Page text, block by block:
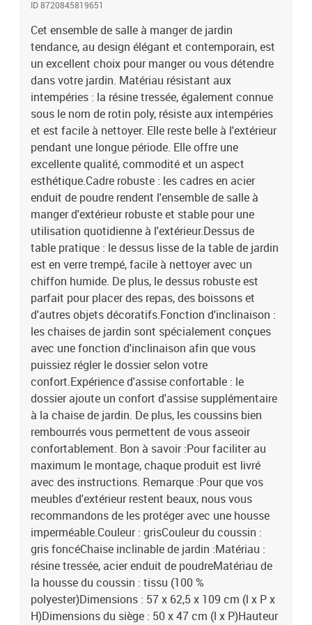
avec une fonction d'inclinaison afin que vous puissiez régler le
dossier selon votre confort.Expérience d'assise confortable : le
dossier ajoute un confort d'assise supplémentaire à la chaise de
jardin. De plus, les coussins bien rembourrés vous permettent de
vous asseoir confortablement. Bon à savoir :Pour faciliter au
maximum le montage, chaque produit est livré avec des
instructions. Remarque :Pour que vos meubles d'extérieur restent
beaux, nous vous recommandons de les protéger avec une housse
imperméable.Couleur : grisCouleur du coussin : gris foncéChaise
inclinable de jardin :Matériau : résine tressée, acier enduit de
poudreMatériau de la housse du coussin : tissu (100 %
polyester)Dimensions : 57 x 62,5 x 109 cm (l x P x H)Dimensions
du siège : 50 x 47 cm (l x P)Hauteur du siège à partir du sol : 43
cmHauteur des accoudoirs à partir du sol : 62 cmDimensions du
coussin de dossier : 50 x 68 x 10 cm (l x P x é)Dimensions du
coussin de siège : 50 x 82 x 3 cm (l x P x é)Repose-pieds et dossier
réglablesTable :Matériau : résine tressée, acier enduit de poudre,
verre trempéDimensions : 90 x 90 x 75 cm (l x P x H)La livraison
contient :4 x chaise inclinable de jardin4 x coussin de dossier4 x
coussin de siège1 x table
ID 8720845819651
Cet ensemble de salle à manger de jardin
tendance, au design élégant et contemporain, est
un excellent choix pour manger ou vous détendre
dans votre jardin. Matériau résistant aux
intempéries : la résine tressée, également connue
sous le nom de rotin poly, résiste aux intempéries
et est facile à nettoyer. Elle reste belle à l'extérieur
pendant une longue période. Elle offre une
excellente qualité, commodité et un aspect
esthétique.Cadre robuste : les cadres en acier
enduit de poudre rendent l'ensemble de salle à
manger d'extérieur robuste et stable pour une
utilisation quotidienne à l'extérieur.Dessus de
table pratique : le dessus lisse de la table de jardin
est en verre trempé, facile à nettoyer avec un
chiffon humide. De plus, le dessus robuste est
parfait pour placer des repas, des boissons et
d'autres objets décoratifs.Fonction d'inclinaison :
les chaises de jardin sont spécialement conçues
avec une fonction d'inclinaison afin que vous
puissiez régler le dossier selon votre
confort.Expérience d'assise confortable : le
dossier ajoute un confort d'assise supplémentaire
à la chaise de jardin. De plus, les coussins bien
rembourrés vous permettent de vous asseoir
confortablement. Bon à savoir :Pour faciliter au
maximum le montage, chaque produit est livré
avec des instructions. Remarque :Pour que vos
meubles d'extérieur restent beaux, nous vous
recommandons de les protéger avec une housse
imperméable.Couleur : grisCouleur du coussin :
gris foncéChaise inclinable de jardin :Matériau :
résine tressée, acier enduit de poudreMatériau de
la housse du coussin : tissu (100 %
polyester)Dimensions : 57 x 62,5 x 109 cm (l x P x
H)Dimensions du siège : 50 x 47 cm (l x P)Hauteur